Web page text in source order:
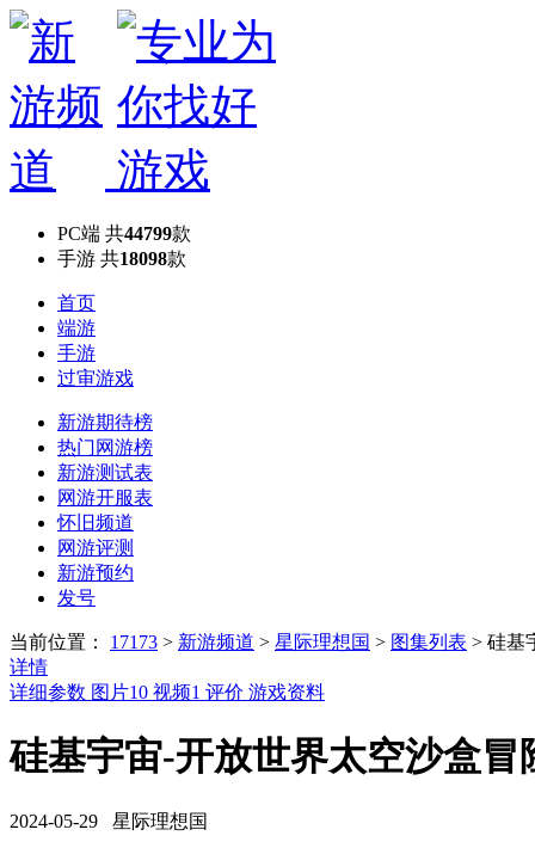
PC端 共44799款
手游 共18098款
首页
端游
手游
过审游戏
新游期待榜
热门网游榜
新游测试表
网游开服表
怀旧频道
网游评测
新游预约
发号
当前位置： 17173 > 新游频道 > 星际理想国 > 图集列表 > 硅基
详情
详细参数 图片10 视频1 评价 游戏资料
硅基宇宙-开放世界太空沙盒冒
2024-05-29 星际理想国